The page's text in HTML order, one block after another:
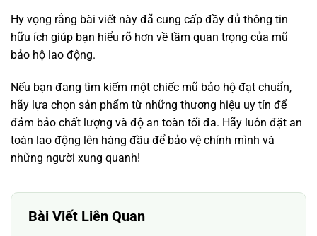
Hy vọng rằng bài viết này đã cung cấp đầy đủ thông tin
hữu ích giúp bạn hiểu rõ hơn về tầm quan trọng của mũ
bảo hộ lao động.
Nếu bạn đang tìm kiếm một chiếc mũ bảo hộ đạt chuẩn,
hãy lựa chọn sản phẩm từ những thương hiệu uy tín để
đảm bảo chất lượng và độ an toàn tối đa. Hãy luôn đặt an
toàn lao động lên hàng đầu để bảo vệ chính mình và
những người xung quanh!
Bài Viết Liên Quan